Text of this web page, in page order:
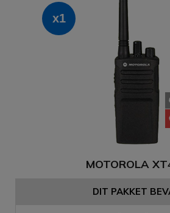
x1
MOTOROLA
DIT PAKKET